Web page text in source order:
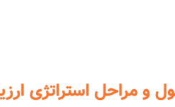
و مراحل استراتژی